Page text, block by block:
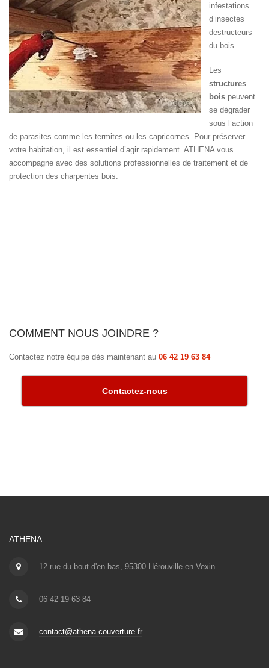
infestations
d’insectes
destructeurs
du bois.
Les
structures
bois peuvent
se dégrader
sous l’action
de parasites comme les termites ou les capricornes. Pour préserver
votre habitation, il est essentiel d’agir rapidement. ATHENA vous
accompagne avec des solutions professionnelles de traitement et de
protection des charpentes bois.
COMMENT NOUS JOINDRE ?
Contactez notre équipe dès maintenant au 06 42 19 63 84
Contactez-nous
ATHENA
12 rue du bout d'en bas, 95300 Hérouville-en-Vexin
06 42 19 63 84
contact@athena-couverture.fr